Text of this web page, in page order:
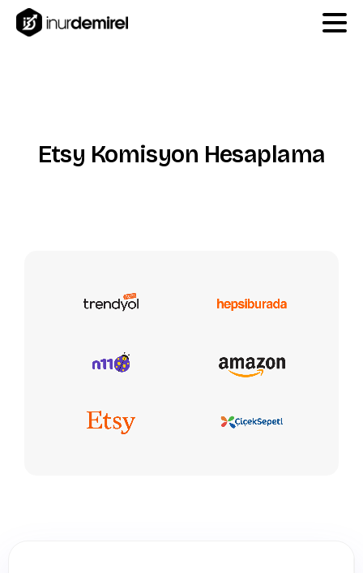
Etsy Komisyon Hesaplama